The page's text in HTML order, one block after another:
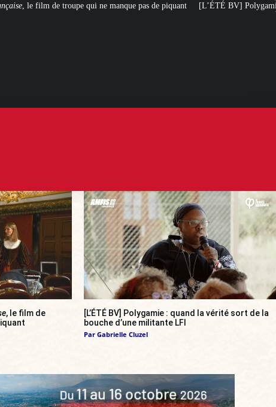
manque pas de piquant [L’ÉTÉ BV] Polygamie : quand la vérité sort de la
, le film de
[L’ÉTÉ BV] Polygamie : quand la vérité sort de la
bouche d’une militante LFI
Par Gabrielle Cluzel